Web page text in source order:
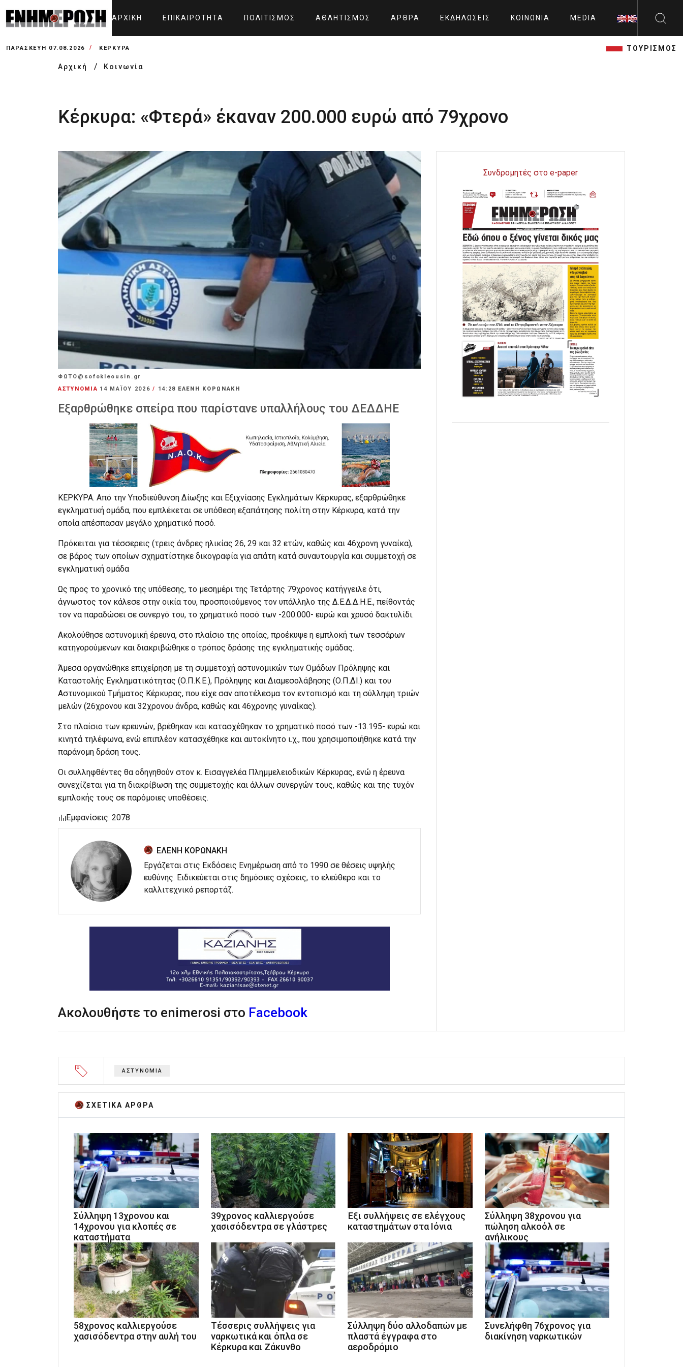
ΑΡΧΙΚΉ ΕΠΙΚΑΙΡΌΤΗΤΑ ΠΟΛΙΤΙΣΜΌΣ ΑΘΛΗΤΙΣΜΌΣ ΆΡΘΡΑ ΕΚΔΗΛΏΣΕΙΣ ΚΟΙΝΩΝΊΑ MEDIA
ΠΑΡΑΣΚΕΥΉ 07.08.2026 ΚΕΡΚΥΡΑ ΤΟΥΡΙΣΜΟΣ
Αρχική Κοινωνία
Κέρκυρα: «Φτερά» έκαναν 200.000 ευρώ από 79χρονο
ΦΩΤΟ@sofokleousin.gr
ΑΣΤΥΝΟΜΙΑ 14 ΜΑΪ́ΟΥ 2026/ 14:28 ΕΛΕΝΗ ΚΟΡΩΝΑΚΗ
Εξαρθρώθηκε σπείρα που παρίστανε υπαλλήλους του ΔΕΔΔΗΕ
ΚΕΡΚΥΡΑ. Από την Υποδιεύθυνση Δίωξης και Εξιχνίασης Εγκλημάτων Κέρκυρας, εξαρθρώθηκε
εγκληματική ομάδα, που εμπλέκεται σε υπόθεση εξαπάτησης πολίτη στην Κέρκυρα, κατά την
οποία απέσπασαν μεγάλο χρηματικό ποσό.
Πρόκειται για τέσσερεις (τρεις άνδρες ηλικίας 26, 29 και 32 ετών, καθώς και 46χρονη γυναίκα),
σε βάρος των οποίων σχηματίστηκε δικογραφία για απάτη κατά συναυτουργία και συμμετοχή σε
εγκληματική ομάδα
Ως προς το χρονικό της υπόθεσης, το μεσημέρι της Τετάρτης 79χρονος κατήγγειλε ότι,
άγνωστος τον κάλεσε στην οικία του, προσποιούμενος τον υπάλληλο της Δ.Ε.Δ.Δ.Η.Ε., πείθοντάς
τον να παραδώσει σε συνεργό του, το χρηματικό ποσό των -200.000- ευρώ και χρυσό δακτυλίδι.
Ακολούθησε αστυνομική έρευνα, στο πλαίσιο της οποίας, προέκυψε η εμπλοκή των τεσσάρων
κατηγορούμενων και διακριβώθηκε ο τρόπος δράσης της εγκληματικής ομάδας.
Άμεσα οργανώθηκε επιχείρηση με τη συμμετοχή αστυνομικών των Ομάδων Πρόληψης και
Καταστολής Εγκληματικότητας (Ο.Π.Κ.Ε.), Πρόληψης και Διαμεσολάβησης (Ο.Π.ΔΙ.) και του
Αστυνομικού Τμήματος Κέρκυρας, που είχε σαν αποτέλεσμα τον εντοπισμό και τη σύλληψη τριών
μελών (26χρονου και 32χρονου άνδρα, καθώς και 46χρονης γυναίκας).
Στο πλαίσιο των ερευνών, βρέθηκαν και κατασχέθηκαν το χρηματικό ποσό των -13.195- ευρώ και
κινητά τηλέφωνα, ενώ επιπλέον κατασχέθηκε και αυτοκίνητο ι.χ., που χρησιμοποιήθηκε κατά την
παράνομη δράση τους.
Οι συλληφθέντες θα οδηγηθούν στον κ. Εισαγγελέα Πλημμελειοδικών Κέρκυρας, ενώ η έρευνα
συνεχίζεται για τη διακρίβωση της συμμετοχής και άλλων συνεργών τους, καθώς και της τυχόν
εμπλοκής τους σε παρόμοιες υποθέσεις.
Εμφανίσεις: 2078
ΕΛΕΝΗ ΚΟΡΩΝΑΚΗ
Εργάζεται στις Εκδόσεις Ενημέρωση από το 1990 σε θέσεις υψηλής
ευθύνης. Ειδικεύεται στις δημόσιες σχέσεις, το ελεύθερο και το
καλλιτεχνικό ρεπορτάζ.
Ακολουθήστε το enimerosi στο Facebook
Συνδρομητές στο e-paper
ΑΣΤΥΝΟΜΙΑ
ΣΧΕΤΙΚA AΡΘΡΑ
Σύλληψη 13χρονου και
14χρονου για κλοπές σε
καταστήματα
39χρονος καλλιεργούσε
χασισόδεντρα σε γλάστρες
Έξι συλλήψεις σε ελέγχους
καταστημάτων στα Ιόνια
Σύλληψη 38χρονου για
πώληση αλκοόλ σε
ανήλικους
58χρονος καλλιεργούσε
χασισόδεντρα στην αυλή του
Tέσσερις συλλήψεις για
ναρκωτικά και όπλα σε
Κέρκυρα και Ζάκυνθο
Σύλληψη δύο αλλοδαπών με
πλαστά έγγραφα στο
αεροδρόμιο
Συνελήφθη 76χρονος για
διακίνηση ναρκωτικών